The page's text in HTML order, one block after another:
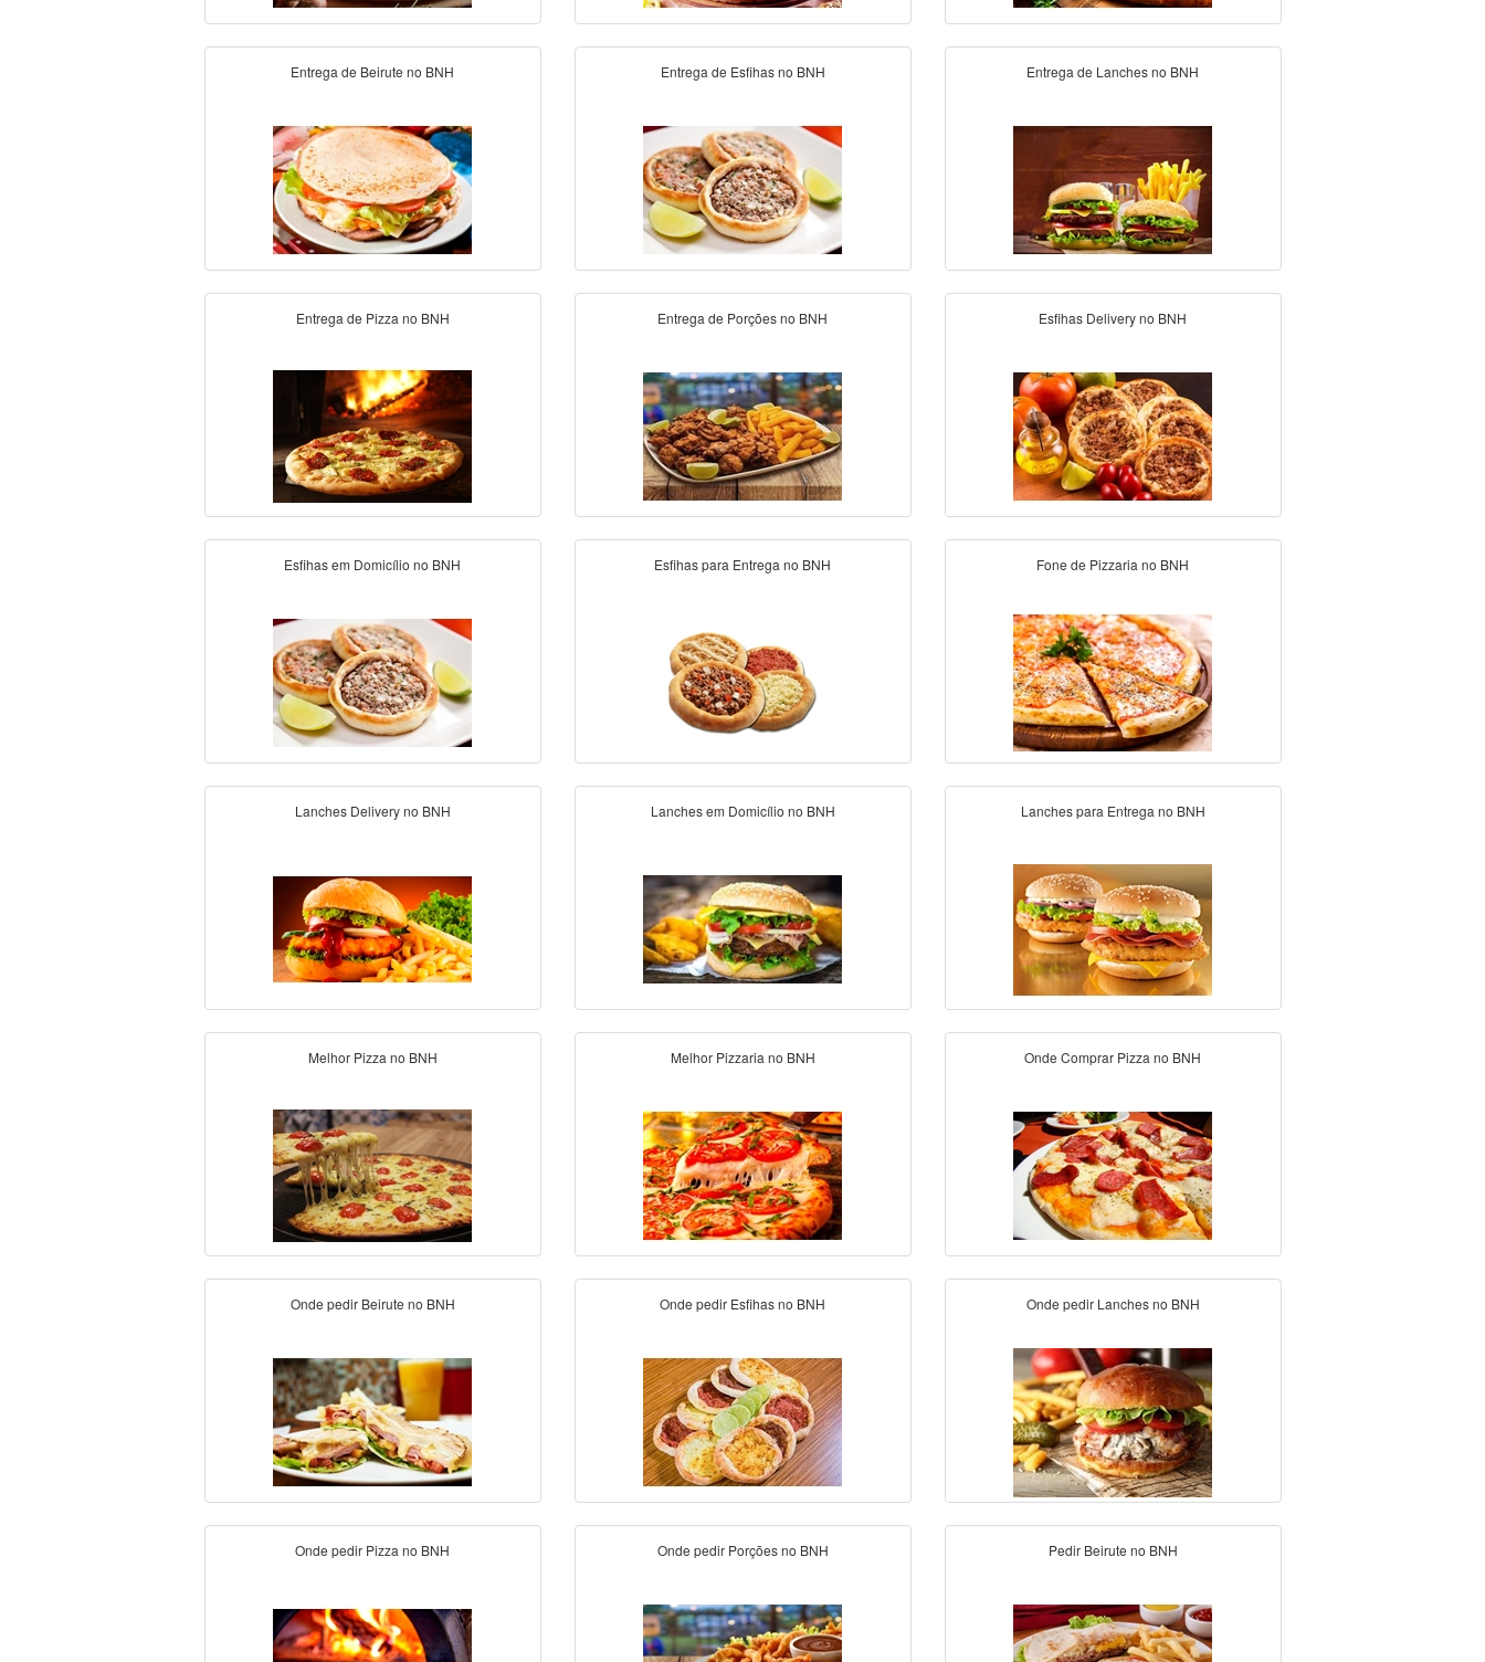
Entrega de Beirute no BNH Entrega de Esfihas no BNH Entrega de Lanches no BNH
Entrega de Pizza no BNH Entrega de Porções no BNH Esfihas Delivery no BNH
Esfihas em Domicílio no BNH Esfihas para Entrega no BNH Fone de Pizzaria no BNH
Lanches Delivery no BNH Lanches em Domicílio no BNH Lanches para Entrega no BNH
Melhor Pizza no BNH Melhor Pizzaria no BNH Onde Comprar Pizza no BNH
Onde pedir Beirute no BNH Onde pedir Esfihas no BNH Onde pedir Lanches no BNH
Onde pedir Pizza no BNH Onde pedir Porções no BNH Pedir Beirute no BNH